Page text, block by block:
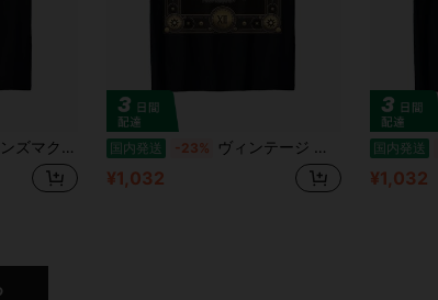
イメーカーTシャツ, クリスチャンTシャツ 国内発送 -23% ヴィンテージ ゴシック ホーンテッド グレイブヤード ゴースト ハロウィン デザイン T シャツ
¥1,032
国内発送
¥1,032